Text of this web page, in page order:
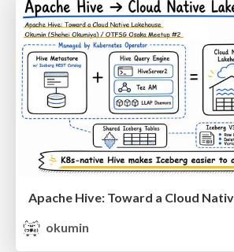
Apache Hive: Toward a Cloud
okumin